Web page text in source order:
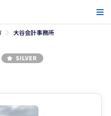
大谷会計事務所